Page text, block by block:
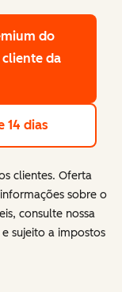
do
da
14 dias
clientes. Oferta
sobre o
consulte nossa
sujeito a impostos